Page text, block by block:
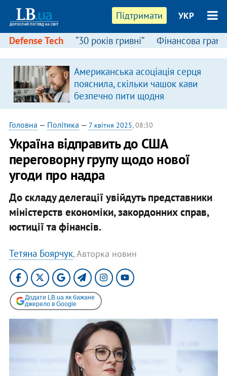
Підтримати УКР
Defense Tech “30 років гривні” Фінансова
Американська асоціація серця
пояснила, скільки чашок кави
безпечно пити щодня
Головна — Політика — 7 квітня 2025, 08:30
Україна відправить до США
переговорну групу щодо нової
угоди про надра
До складу делегації увійдуть представники
міністерств економіки, закордонних справ,
юстиції та фінансів.
Тетяна Боярчук, Авторка новин
Додати LB.ua як бажане
джерело в Google